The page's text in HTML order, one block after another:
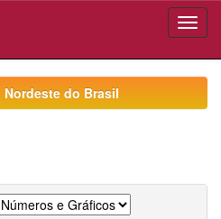
Nordeste do Brasil